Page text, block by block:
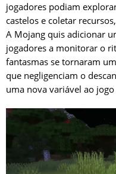
jogadores podiam
castelos e coletar
A Mojang quis adicionar
jogadores a monitorar o
fantasmas se tornaram
que negligenciam o
uma nova variável ao